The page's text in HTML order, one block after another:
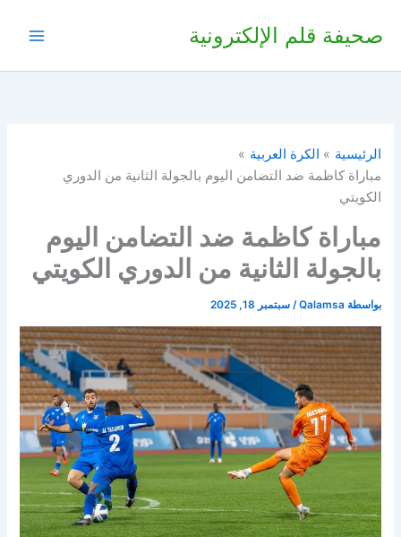
صحيفة قلم الإلكترونية
الرئيسية
الكرة العربية
مباراة كاظمة ضد التضامن اليوم بالجولة الثانية من الدوري
الكويتي
مباراة كاظمة ضد التضامن اليوم
بالجولة الثانية من الدوري الكويتي
بواسطة Qalamsa
/سبتمبر 18, 2025